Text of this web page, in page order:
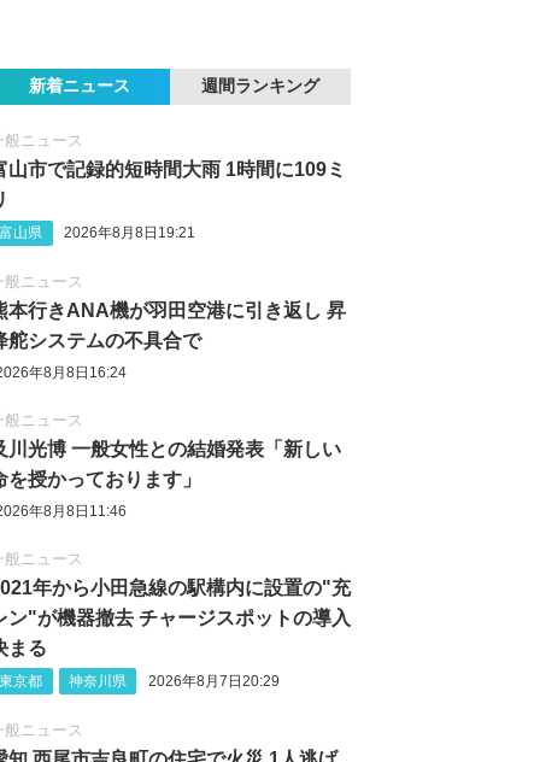
新着ニュース 週間ランキング
般ニュース
山市で記録的短時間大雨 1時間に109ミ
富山県 2026年8月8日19:21
般ニュース
本行きANA機が羽田空港に引き返し 昇
舵システムの不具合で
年8月8日16:24
般ニュース
川光博 一般女性との結婚発表「新しい
を授かっております」
年8月8日11:46
般ニュース
年から小田急線の駅構内に設置の"充
ン"が機器撤去 チャージスポットの導入
まる
東京都 神奈川県 2026年8月7日20:29
般ニュース